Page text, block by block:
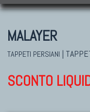
MALAYER
TAPPETI PERSIANI |
SCONTO